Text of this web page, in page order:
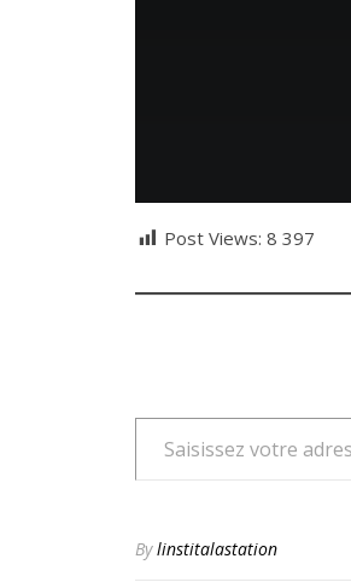
Post Views: 8 397
Saisissez votre adresse
Bylinstitalastation